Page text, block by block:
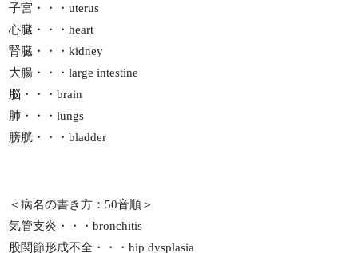
子宮・・・uterus
心臓・・・heart
腎臓・・・kidney
大腸・・・large intestine
脳・・・brain
肺・・・lungs
膀胱・・・bladder
＜病名の書き方：50音順＞
気管支炎・・・bronchitis
股関節形成不全・・・hip dysplasia